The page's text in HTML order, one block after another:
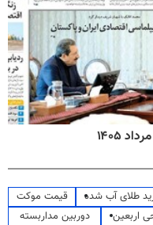
طلای آب شده
قیمت موکت
اربعین
دوربین مداربسته